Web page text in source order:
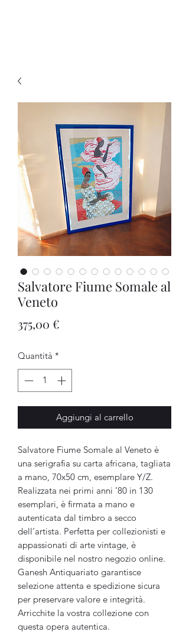
Salvatore Fiume Somale al
Veneto
375,00 €
Quantità *
Aggiungi al carrello
Salvatore Fiume Somale al Veneto è
una serigrafia su carta africana, tagliata
a mano, 70x50 cm, esemplare Y/Z.
Realizzata nei primi anni ’80 in 130
esemplari, è firmata a mano e
autenticata dal timbro a secco
dell’artista. Perfetta per collezionisti e
appassionati di arte vintage, è
disponibile nel nostro negozio online.
Ganesh Antiquariato garantisce
selezione attenta e spedizione sicura
per preservare valore e integrità.
Arricchite la vostra collezione con
questa opera autentica.